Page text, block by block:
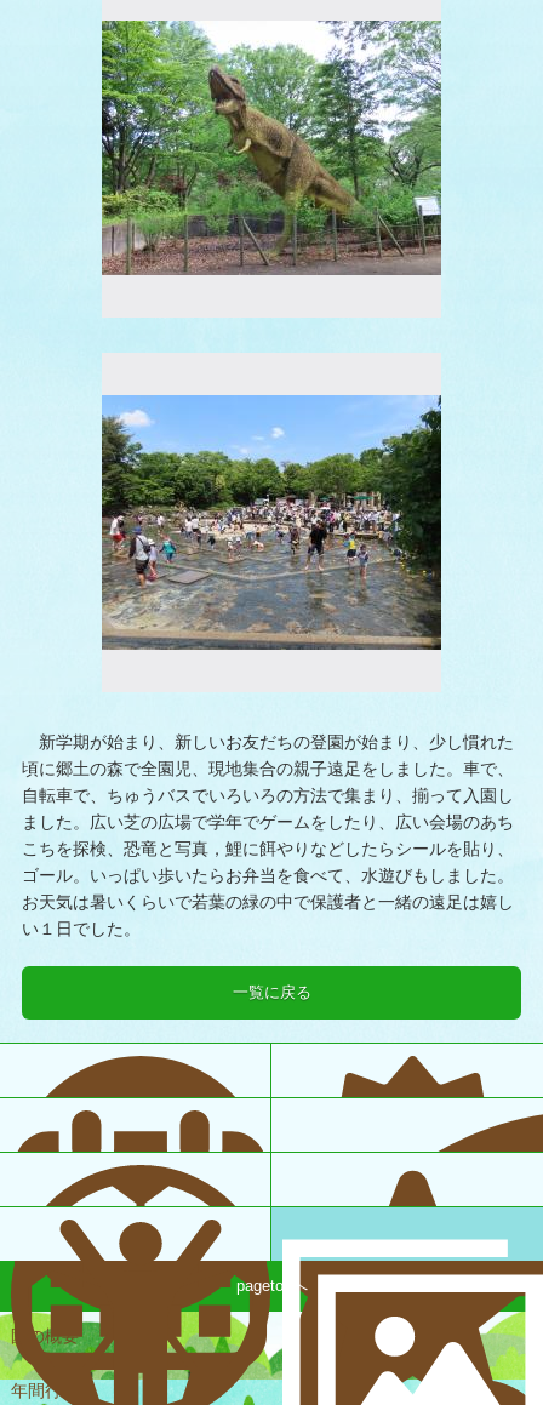
新学期が始まり、新しいお友だちの登園が始まり、少し慣れた
頃に郷土の森で全園児、現地集合の親子遠足をしました。車で、
自転車で、ちゅうバスでいろいろの方法で集まり、揃って入園し
ました。広い芝の広場で学年でゲームをしたり、広い会場のあち
こちを探検、恐竜と写真，鯉に餌やりなどしたらシールを貼り、
ゴール。いっぱい歩いたらお弁当を食べて、水遊びもしました。
お天気は暑いくらいで若葉の緑の中で保護者と一緒の遠足は嬉し
い１日でした。
一覧に戻る
園の概要
年間行事
pagetopへ